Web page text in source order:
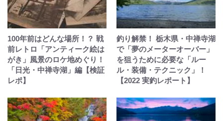
100年前はどんな場所！？ 戦
前レトロ「アンティーク絵は
がき」風景のロケ地めぐり！
「日光・中禅寺湖」編【検証
レポ】
釣り解禁！ 栃木県・中禅寺湖
で「夢のメーターオーバー」
を狙うために必要な「ルー
ル・装備・テクニック」！
【2022 実釣レポート】